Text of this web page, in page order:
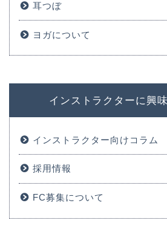
耳つぼ
ヨガについて
インストラクターに興
インストラクター向けコラム
採用情報
FC募集について